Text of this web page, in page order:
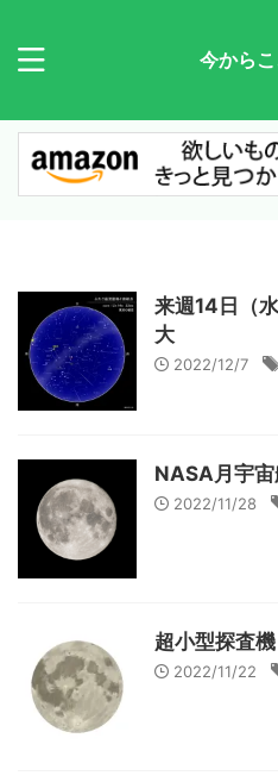
今から
来週14日（
大
2022/12/7
NASA月宇
2022/11/28
超小型探査
2022/11/22